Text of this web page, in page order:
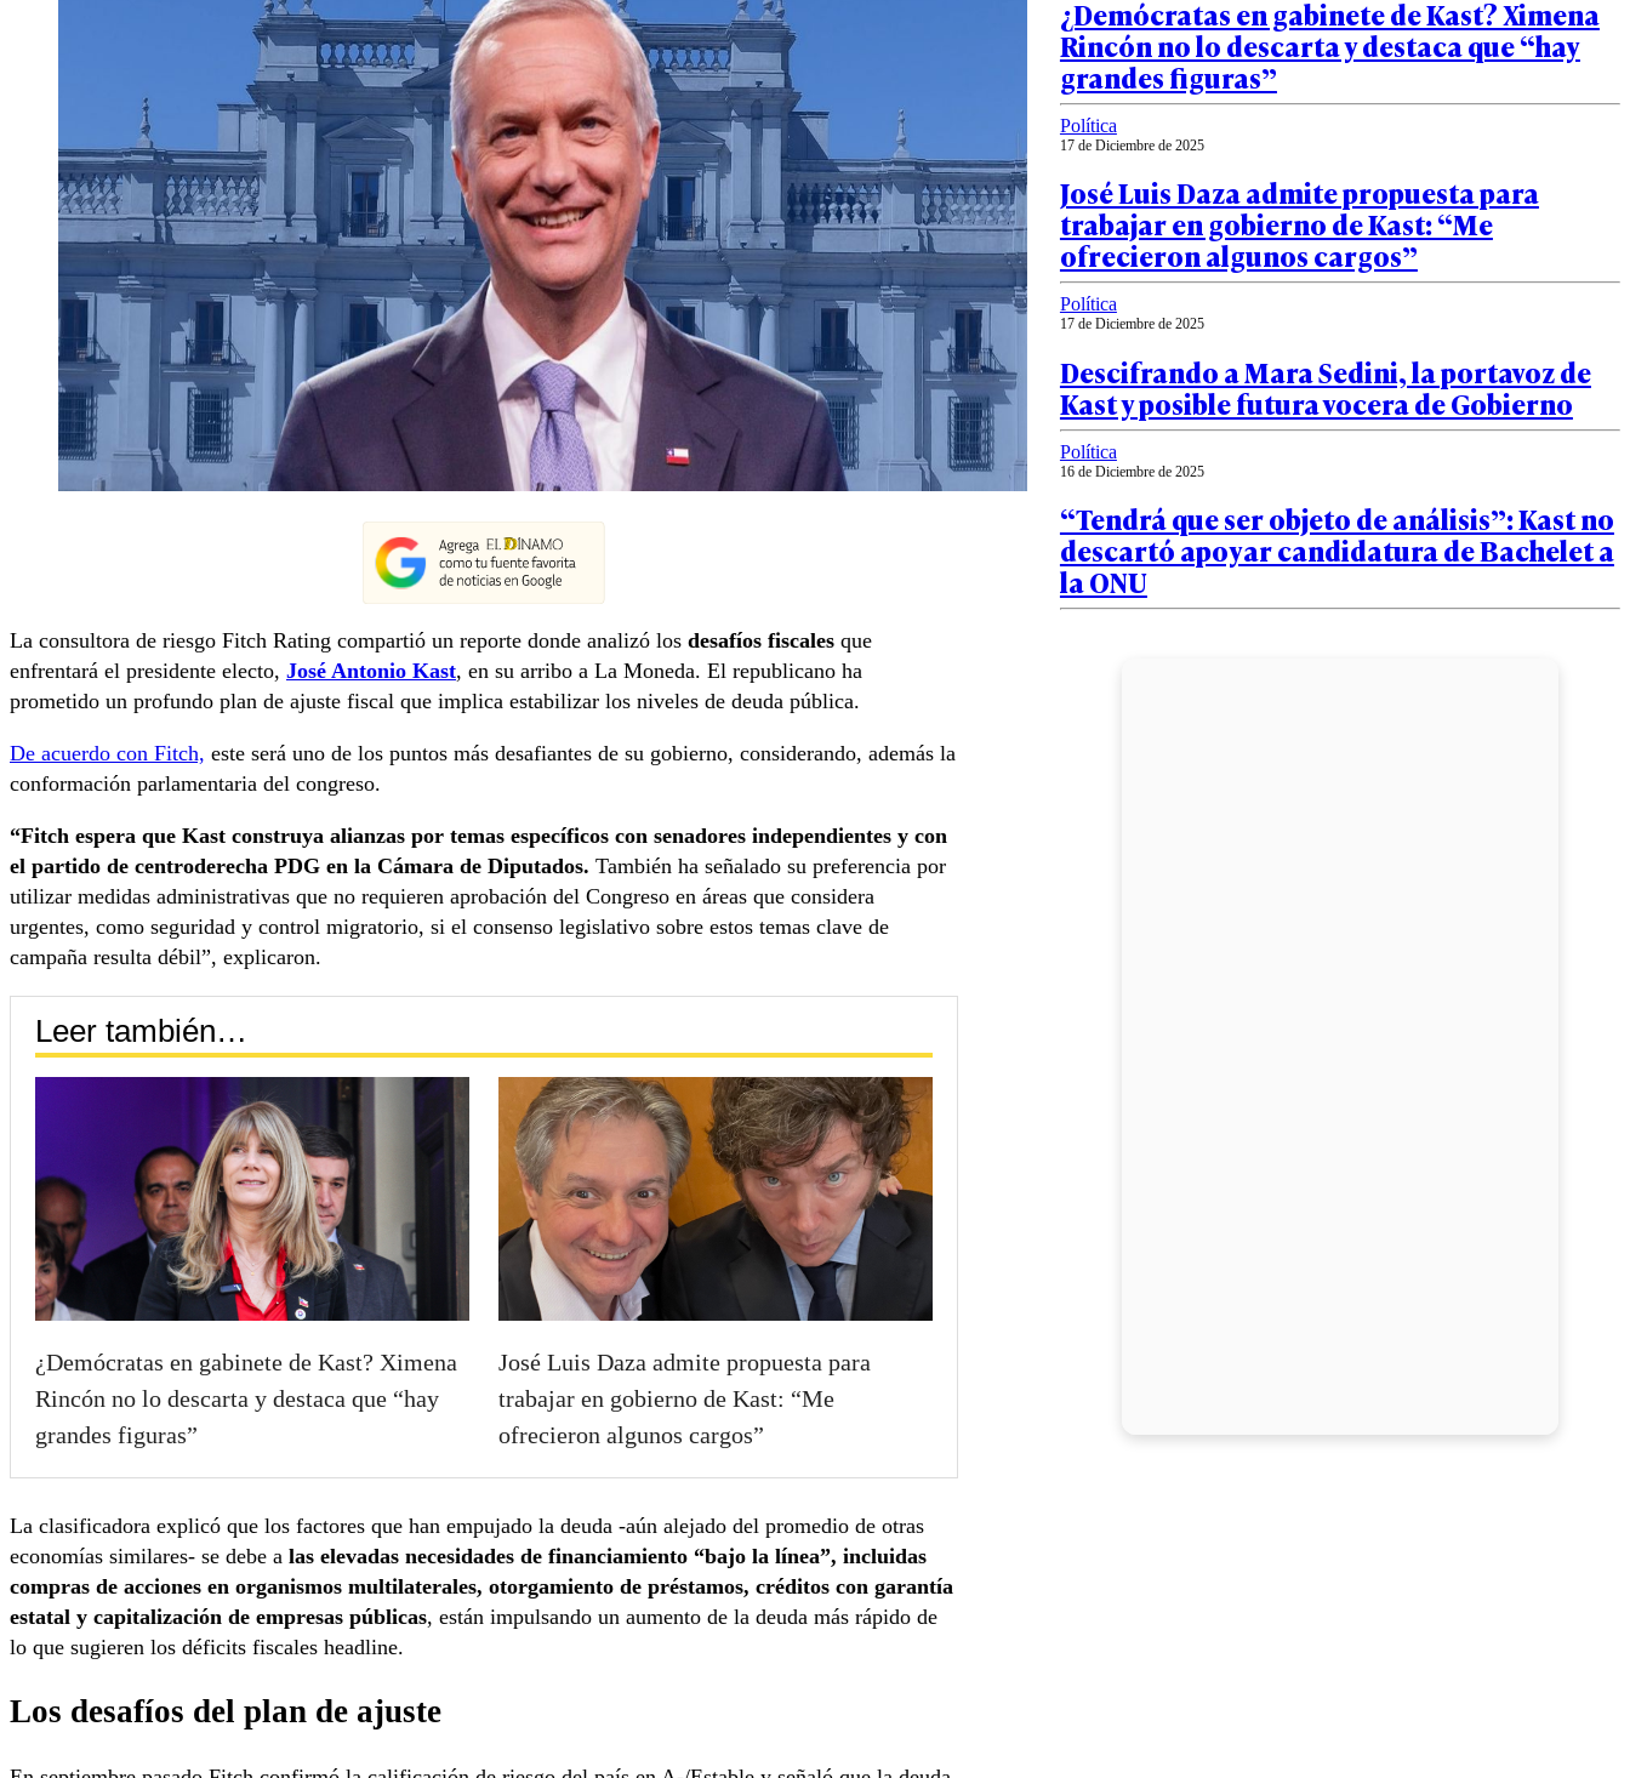
La consultora de riesgo Fitch Rating compartió un reporte donde analizó los desafíos fiscales que
enfrentará el presidente electo, José Antonio Kast, en su arribo a La Moneda. El republicano ha
prometido un profundo plan de ajuste fiscal que implica estabilizar los niveles de deuda pública.
De acuerdo con Fitch, este será uno de los puntos más desafiantes de su gobierno, considerando, además la
conformación parlamentaria del congreso.
“Fitch espera que Kast construya alianzas por temas específicos con senadores independientes y con
el partido de centroderecha PDG en la Cámara de Diputados. También ha señalado su preferencia por
utilizar medidas administrativas que no requieren aprobación del Congreso en áreas que considera
urgentes, como seguridad y control migratorio, si el consenso legislativo sobre estos temas clave de
campaña resulta débil”, explicaron.
Leer también…
¿Demócratas en gabinete de Kast? Ximena
Rincón no lo descarta y destaca que “hay
grandes figuras”
José Luis Daza admite propuesta para
trabajar en gobierno de Kast: “Me
ofrecieron algunos cargos”
La clasificadora explicó que los factores que han empujado la deuda -aún alejado del promedio de otras
economías similares- se debe a las elevadas necesidades de financiamiento “bajo la línea”, incluidas
compras de acciones en organismos multilaterales, otorgamiento de préstamos, créditos con garantía
estatal y capitalización de empresas públicas, están impulsando un aumento de la deuda más rápido de
lo que sugieren los déficits fiscales headline.
Los desafíos del plan de ajuste
¿Demócratas en gabinete de Kast? Ximena
Rincón no lo descarta y destaca que “hay
grandes figuras”
Política
17 de Diciembre de 2025
José Luis Daza admite propuesta para
trabajar en gobierno de Kast: “Me
ofrecieron algunos cargos”
Política
17 de Diciembre de 2025
Descifrando a Mara Sedini, la portavoz de
Kast y posible futura vocera de Gobierno
Política
16 de Diciembre de 2025
“Tendrá que ser objeto de análisis”: Kast no
descartó apoyar candidatura de Bachelet a
la ONU